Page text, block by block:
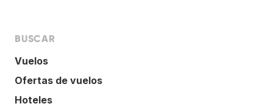
BUSCAR
Vuelos
Ofertas de vuelos
Hoteles